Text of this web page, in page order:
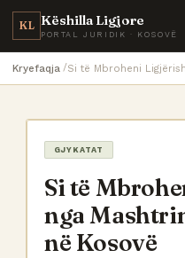
KL Këshilla Ligjore
PORTAL JURIDIK · KOSOVË
Kryefaqja Si të Mbroheni
GJYKATAT
Si të
nga
në Kosovë